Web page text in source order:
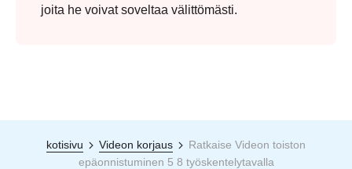
joita he voivat soveltaa välittömästi.
kotisivu Videon korjaus
Ratkaise Videon toiston
epäonnistuminen 5 8 työskentelytavalla